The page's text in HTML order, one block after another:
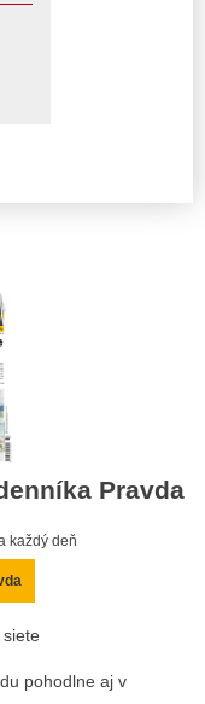
Pravda
každý deň
pohodlne aj v